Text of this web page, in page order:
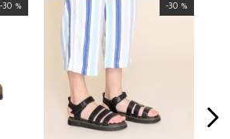
-30 % -30 %